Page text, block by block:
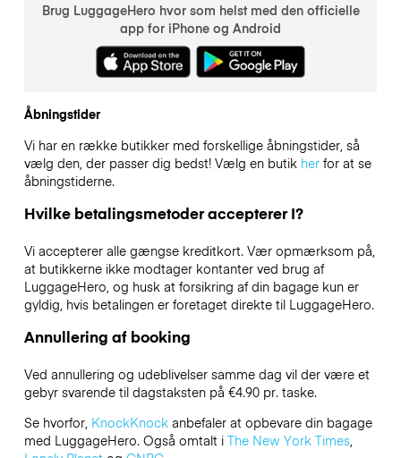
Brug LuggageHero hvor som helst med den officielle
app for iPhone og Android
Åbningstider
Vi har en række butikker med forskellige åbningstider, så
vælg den, der passer dig bedst! Vælg en butik herfor at se
åbningstiderne.
Hvilke betalingsmetoder accepterer I?
Vi accepterer alle gængse kreditkort. Vær opmærksom på,
at butikkerne ikke modtager kontanter ved brug af
LuggageHero, og husk at forsikring af din bagage kun er
gyldig, hvis betalingen er foretaget direkte til LuggageHero.
Annullering af booking
Ved annullering og udeblivelser samme dag vil der være et
gebyr svarende til dagstaksten på €4.90 pr. taske.
Se hvorfor, KnockKnockanbefaler at opbevare din bagage
med LuggageHero. Også omtalt i The New York Times,